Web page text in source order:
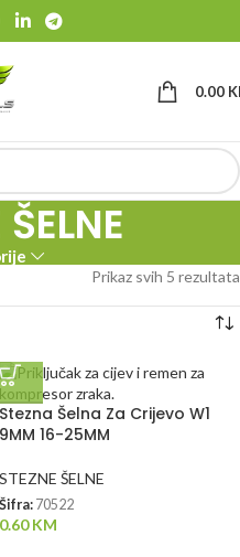
0.00
Prikaz svih 5 rezultata
Stezna Šelna Za Crijevo W1
9MM 16-25MM
STEZNE ŠELNE
Šifra: 70522
0.60KM